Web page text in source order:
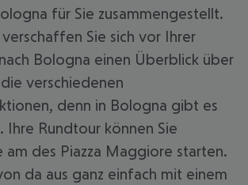
für Sie zusammengestellt.
Sie sich vor Ihrer
Bologna einen Überblick über
verschiedenen
denn in Bologna gibt es
Ihre Rundtour können Sie
am des Piazza Maggiore starten.
da aus ganz einfach mit einem